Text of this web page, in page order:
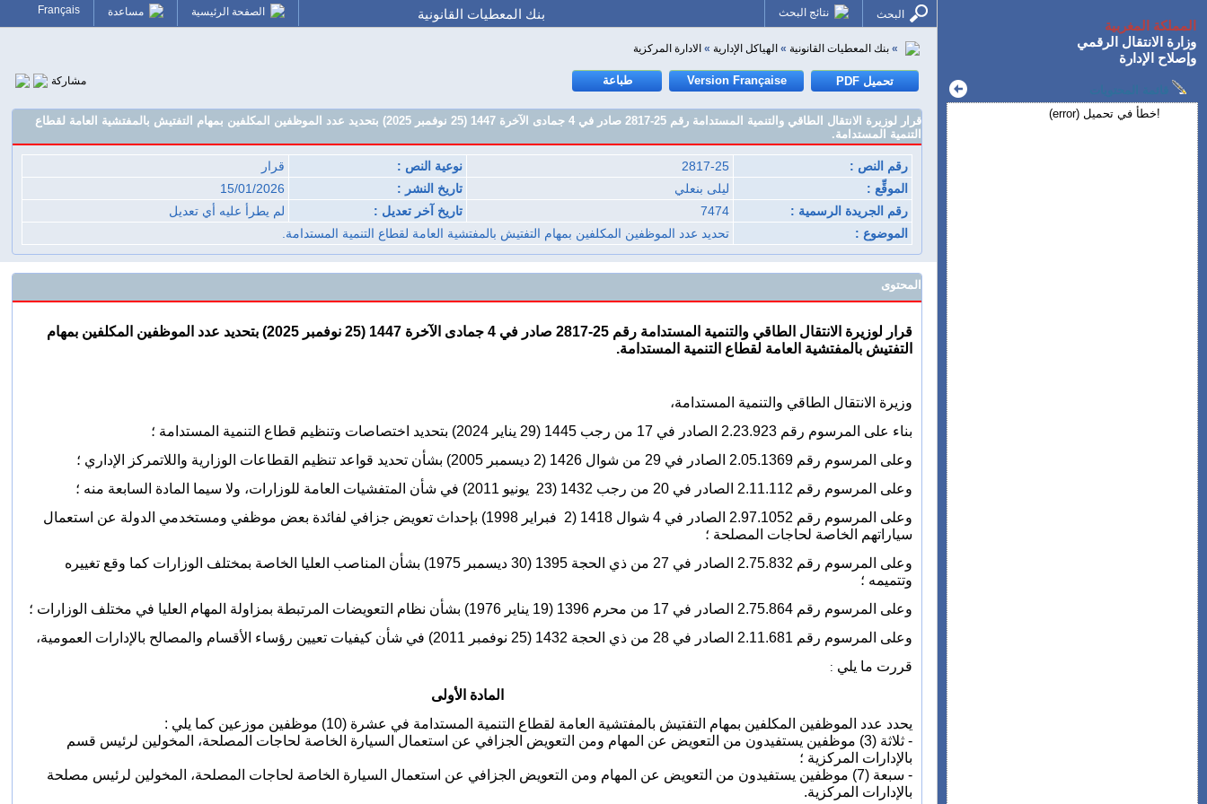
المملكة المغربية
وزارة الانتقال الرقمي
وإصلاح الإدارة
!خطأ في تحميل (error)
البحث نتائج البحث بنك المعطيات القانونية الصفحة الرئيسية مساعدة Français
» بنك المعطيات القانونية » الهياكل الإدارية » الادارة المركزية
Version Française طباعة مشاركة
قرار لوزيرة الانتقال الطاقي والتنمية المستدامة رقم 25-2817 صادر في 4 جمادى الآخرة 1447 (25 نوفمبر 2025) بتحديد عدد الموظفين المكلفين بمهام التفتيش بالمفتشية العامة لقطاع
التنمية المستدامة.
رقم النص : 2817-25 نوعية النص :
قرار
الموقِّع :
ليلى بنعلي تاريخ النشر :
15/01/2026
رقم الجريدة الرسمية :
7474 تاريخ آخر تعديل :
لم يطرأ عليه أي تعديل
الموضوع :
تحديد عدد الموظفين المكلفين بمهام التفتيش بالمفتشية العامة لقطاع التنمية المستدامة.
المحتوى
قرار لوزيرة الانتقال الطاقي والتنمية المستدامة رقم 25-2817 صادر في 4 جمادى الآخرة 1447 (25 نوفمبر 2025)
بتحديد عدد الموظفين المكلفين بمهام
التفتيش بالمفتشية العامة لقطاع التنمية المستدامة.
وزيرة الانتقال الطاقي والتنمية المستدامة،
بناء على المرسوم رقم 2.23.923 الصادر في 17 من رجب 1445 (29
يناير 2024) بتحديد اختصاصات وتنظيم قطاع التنمية المستدامة ؛
وعلى المرسوم رقم 2.05.1369 الصادر في 29 من شوال 1426 (2 ديسمبر 2005) بشأن تحديد قواعد تنظيم القطاعات الوزارية واللاتمركز الإداري ؛
وعلى المرسوم رقم 2.11.112 الصادر في 20 من رجب 1432 (23
يونيو 2011) في شأن المتفشيات العامة للوزارات، ولا سيما المادة السابعة منه ؛
وعلى المرسوم رقم 2.97.1052 الصادر في 4 شوال 1418 (2
فبراير 1998) بإحداث تعويض جزافي لفائدة بعض موظفي ومستخدمي الدولة عن استعمال
سياراتهم الخاصة لحاجات المصلحة ؛
وعلى المرسوم رقم 2.75.832 الصادر في 27 من ذي الحجة 1395 (30 ديسمبر 1975) بشأن المناصب العليا الخاصة بمختلف الوزارات كما وقع تغييره
وتتميمه ؛
وعلى المرسوم رقم 2.75.864 الصادر في 17 من محرم 1396 (19 يناير 1976) بشأن نظام التعويضات المرتبطة بمزاولة المهام العليا في مختلف الوزارات ؛
وعلى المرسوم رقم 2.11.681 الصادر في 28 من ذي الحجة 1432 (25
نوفمبر 2011) في شأن كيفيات تعيين رؤساء الأقسام والمصالح بالإدارات العمومية،
قررت ما يلي :
المادة الأولى
يحدد عدد الموظفين المكلفين بمهام التفتيش بالمفتشية العامة لقطاع التنمية المستدامة في عشرة (10) موظفين موزعين كما يلي :
- ثلاثة (3) موظفين يستفيدون من التعويض عن المهام ومن التعويض الجزافي عن استعمال السيارة الخاصة لحاجات المصلحة، المخولين لرئيس قسم
بالإدارات المركزية ؛
- سبعة (7) موظفين يستفيدون من التعويض عن المهام ومن التعويض الجزافي عن استعمال السيارة الخاصة لحاجات المصلحة، المخولين لرئيس مصلحة
بالإدارات المركزية.